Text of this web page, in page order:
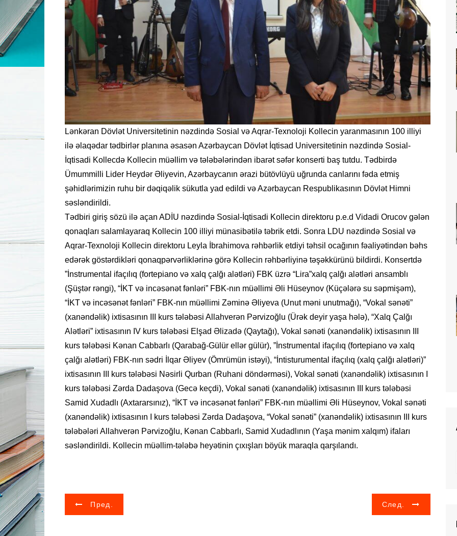
Lənkəran Dövlət Universitetinin nəzdində Sosial və Aqrar-Texnoloji Kollecin yaranmasının 100 illiyi
ilə əlaqədar tədbirlər planına əsasən Azərbaycan Dövlət İqtisad Universitetinin nəzdində Sosial-
İqtisadi Kollecdə Kollecin müəllim və tələbələrindən ibarət səfər konserti baş tutdu. Tədbirdə
Ümummilli Lider Heydər Əliyevin, Azərbaycanın ərazi bütövlüyü uğrunda canlarını fəda etmiş
şəhidlərimizin ruhu bir dəqiqəlik sükutla yad edildi və Azərbaycan Respublikasının Dövlət Himni
səsləndirildi.
Tədbiri giriş sözü ilə açan ADİU nəzdində Sosial-İqtisadi Kollecin direktoru p.e.d Vidadi Orucov gələn
qonaqları salamlayaraq Kollecin 100 illiyi münasibətilə təbrik etdi. Sonra LDU nəzdində Sosial və
Aqrar-Texnoloji Kollecin direktoru Leyla İbrahimova rəhbərlik etdiyi təhsil ocağının fəaliyətindən bəhs
edərək göstərdikləri qonaqpərvərliklərinə görə Kollecin rəhbərliyinə təşəkkürünü bildirdi. Konsertdə
”İnstrumental ifaçılıq (fortepiano və xalq çalğı alətləri) FBK üzrə “Lira”xalq çalğı alətləri ansamblı
(Şüştər rəngi), “İKT və incəsənət fənləri” FBK-nın müəllimi Əli Hüseynov (Küçələrə su səpmişəm),
“İKT və incəsənət fənləri” FBK-nın müəllimi Zəminə Əliyeva (Unut məni unutmağı), “Vokal sənəti”
(xanəndəlik) ixtisasının III kurs tələbəsi Allahverən Pərvizoğlu (Ürək deyir yaşa hələ), “Xalq Çalğı
Alətləri” ixtisasının IV kurs tələbəsi Elşad Əlizadə (Qaytağı), Vokal sənəti (xanəndəlik) ixtisasının III
kurs tələbəsi Kənan Cabbarlı (Qarabağ-Gülür ellər gülür), ”İnstrumental ifaçılıq (fortepiano və xalq
çalğı alətləri) FBK-nın sədri İlqar Əliyev (Ömrümün istəyi), “İntisturumental ifaçılıq (xalq çalğı alətləri)”
ixtisasının III kurs tələbəsi Nəsirli Qurban (Ruhani döndərməsi), Vokal sənəti (xanəndəlik) ixtisasının I
kurs tələbəsi Zərda Dadaşova (Gecə keçdi), Vokal sənəti (xanəndəlik) ixtisasının III kurs tələbəsi
Samid Xudadlı (Axtararsınız), “İKT və incəsənət fənləri” FBK-nın müəllimi Əli Hüseynov, Vokal sənəti
(xanəndəlik) ixtisasının I kurs tələbəsi Zərda Dadaşova, “Vokal sənəti” (xanəndəlik) ixtisasının III kurs
tələbələri Allahverən Pərvizoğlu, Kənan Cabbarlı, Samid Xudadlının (Yaşa mənim xalqım) ifaları
səsləndirildi. Kollecin müəllim-tələbə heyətinin çıxışları böyük maraqla qarşılandı.
Н
Пред. След.